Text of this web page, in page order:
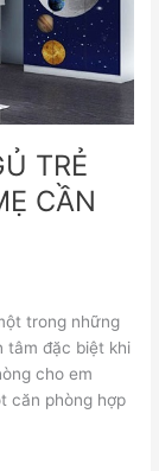
TRẺ
CẦN
trong những
tâm đặc biệt khi
cho em
căn phòng hợp